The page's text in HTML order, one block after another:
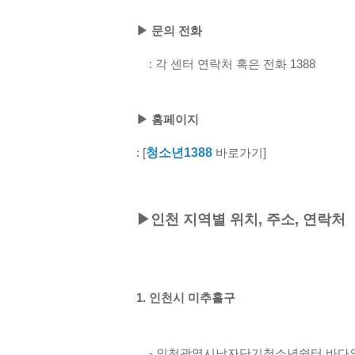
▶ 문의 전화
: 각 센터 연락처 혹은 전화 1388
▶ 홈페이지
: [청소년1388 바로가기]
▶인천 지역별 위치, 주소, 연락처
1. 인천시 미추홀구